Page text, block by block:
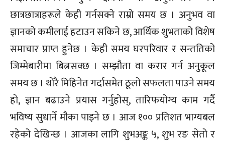
छात्रछात्राहरूले केही गर्नसक्ने राम्रो समय छ । अनुभव वा
ज्ञानको कमीलाई हटाउन सकिने छ, आर्थिक शुभताको विशेष
समाचार प्राप्त हुनेछ । केही समय घरपरिवार र सन्ततिको
जिम्मेबारीमा बित्नसक्छ । सम्झौता वा करार गर्न अनुकूल
समय छ । थोरै मिहिनेत गर्दासमेत ठूलो सफलता पाउने समय
हो, ज्ञान बढाउने प्रयास गर्नुहोस्, तारिफयोग्य काम गर्दै
भविष्य सुधार्ने मौका पाइने छ । आज १०० प्रतिशत भाग्यबल
रहेको देखिन्छ । आजका लागि शुभअङ्क ५, शुभ रङ सेतो र